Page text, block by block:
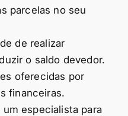
parcelas no seu
de realizar
o saldo devedor.
oferecidas por
financeiras.
especialista para